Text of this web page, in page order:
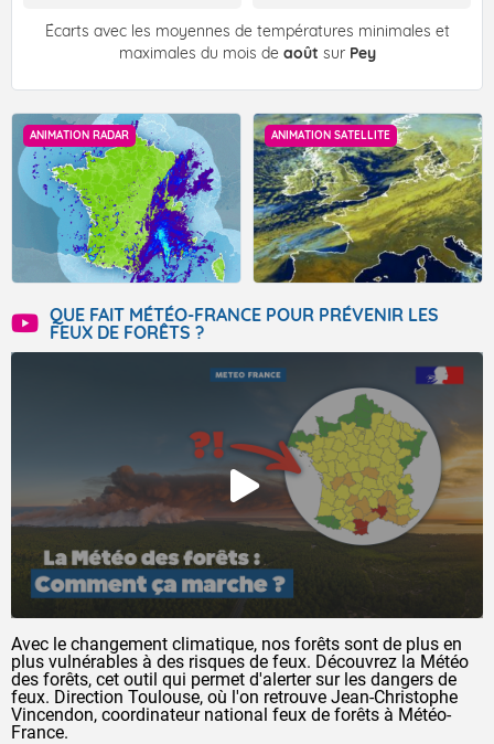
Écarts avec les moyennes de températures minimales et
maximales du mois de août sur Pey
ANIMATION RADAR ANIMATION SATELLITE
QUE FAIT MÉTÉO-FRANCE POUR PRÉVENIR LES
FEUX DE FORÊTS ?
Avec le changement climatique, nos forêts sont de plus en
plus vulnérables à des risques de feux. Découvrez la Météo
des forêts, cet outil qui permet d'alerter sur les dangers de
feux. Direction Toulouse, où l'on retrouve Jean-Christophe
Vincendon, coordinateur national feux de forêts à Météo-
France.